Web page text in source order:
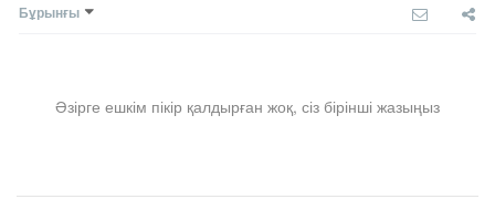
Бұрынғы
Әзірге ешкім пікір қалдырған жоқ, сіз бірінші жазыңыз